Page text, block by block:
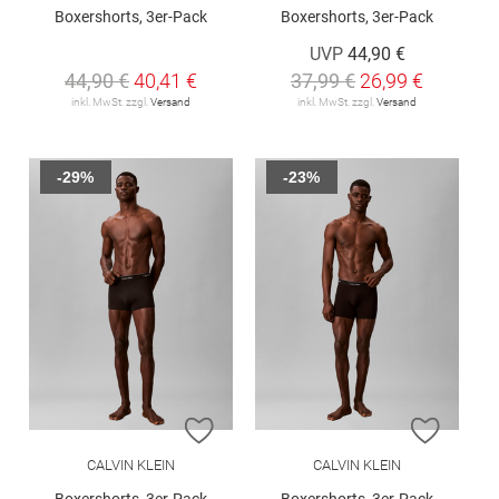
Boxershorts, 3er-Pack
44,90 €40,41 €
inkl. MwSt. zzgl. Versand
Boxershorts, 3er-Pack
UVP 44,90 €
37,99 € 26,99 €
inkl. MwSt. zzgl. Versand
ZUR WUNSCHLISTE HINZUFÜGEN
CALVIN KLEIN
-29%
ZUR
CALVIN KLEIN
-23%